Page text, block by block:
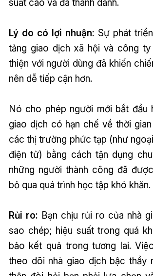
suất cao và đã thành danh.
Lý do có lợi nhuận: Sự phát
tảng giao dịch xã hội và công ty
thiện với người dùng đã khiến
nên dễ tiếp cận hơn.
Nó cho phép người mới bắt đầu
giao dịch có hạn chế về thời
các thị trường phức tạp (như
điện tử) bằng cách tận dụng
những người thành công đã
bỏ qua quá trình học tập khó khăn.
Rủi ro: Bạn chịu rủi ro của nhà
sao chép; hiệu suất trong quá
bảo kết quả trong tương lai.
theo dõi nhà giao dịch bậc thầy